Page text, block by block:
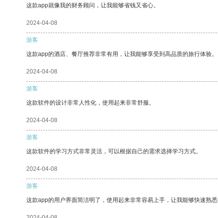
这款app就像我的财务顾问，让我能够省钱又省心。
2024-04-08
游客
这款app的酒店、餐厅推荐非常有用，让我能够享受到高品质的旅行体验。
2024-04-08
游客
这款软件的设计非常人性化，使用起来非常舒服。
2024-04-08
游客
这款软件的学习方式非常灵活，可以根据自己的需求选择学习方式。
2024-04-08
游客
这款app的用户界面简洁明了，使用起来非常容易上手，让我能够快速熟